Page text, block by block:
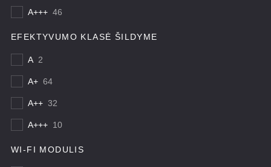
A+++ 46
EFEKTYVUMO KLASĖ ŠILDYME
A 2
A+ 64
A++ 32
A+++ 10
WI-FI MODULIS